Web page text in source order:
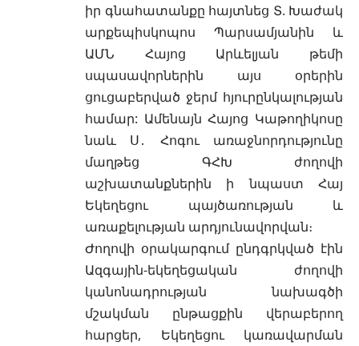
իր գնահատանքը հայտնեց Տ. Խաժակ
արքեպիսկոպոս Պարսամյանին և
ԱՄՆ Հայոց Արևելյան թեմի
սպասավորներին այս օրերին
ցուցաբերված ջերմ հյուրընկալության
համար: Ամենայն Հայոց Կաթողիկոսը
նաև Ս․ Հոգու առաջնորդությունը
մաղթեց ԳՀԽ ժողովի
աշխատանքներին ի նպաստ Հայ
Եկեղեցու պայծառության և
առաքելության արդյունավորվան։
Ժողովի օրակարգում ընդգրկված էին
Ազգային-եկեղեցական ժողովի
կանոնադրության նախագծի
մշակման ընթացքին վերաբերող
հարցեր, Եկեղեցու կառավարման